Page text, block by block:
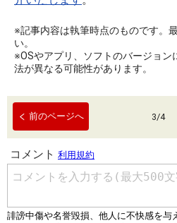
※記事内容は執筆時点のものです。
い。
※OSやアプリ、ソフトのバージョン
法が異なる可能性があります。
前のページへ 3/4